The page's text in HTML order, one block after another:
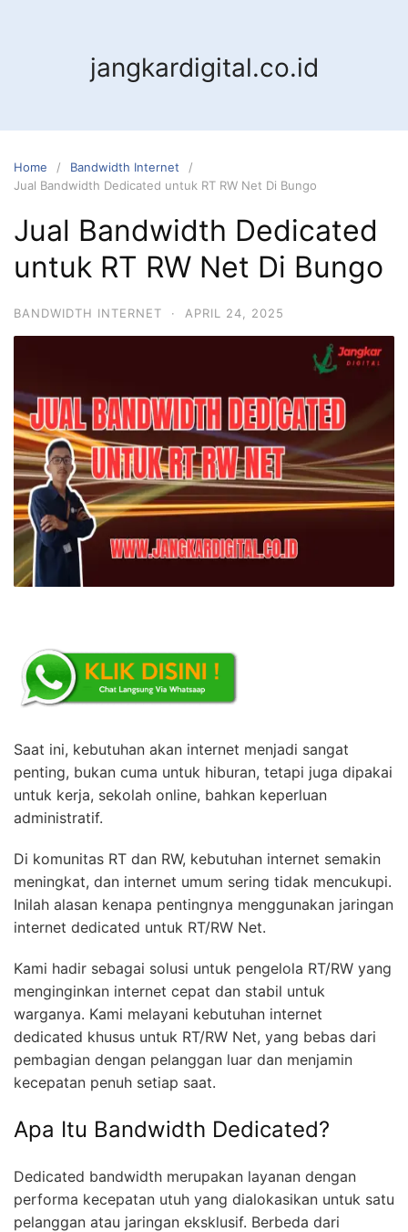
jangkardigital.co.id
Home
Bandwidth Internet
Jual Bandwidth Dedicated untuk RT RW Net Di Bungo
Jual Bandwidth Dedicated
untuk RT RW Net Di Bungo
BANDWIDTH INTERNET · APRIL 24, 2025
Saat ini, kebutuhan akan internet menjadi sangat
penting, bukan cuma untuk hiburan, tetapi juga dipakai
untuk kerja, sekolah online, bahkan keperluan
administratif.
Di komunitas RT dan RW, kebutuhan internet semakin
meningkat, dan internet umum sering tidak mencukupi.
Inilah alasan kenapa pentingnya menggunakan jaringan
internet dedicated untuk RT/RW Net.
Kami hadir sebagai solusi untuk pengelola RT/RW yang
menginginkan internet cepat dan stabil untuk
warganya. Kami melayani kebutuhan internet
dedicated khusus untuk RT/RW Net, yang bebas dari
pembagian dengan pelanggan luar dan menjamin
kecepatan penuh setiap saat.
Apa Itu Bandwidth Dedicated?
Dedicated bandwidth merupakan layanan dengan
performa kecepatan utuh yang dialokasikan untuk satu
pelanggan atau jaringan eksklusif. Berbeda dari